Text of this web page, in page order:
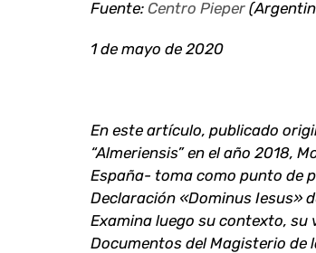
Fuente: Centro Pieper
1 de mayo de 2020
En este artículo, publicado
“Almeriensis” en el año 2018,
España- toma como punto de
Declaración «Dominus Iesus»
Examina luego su contexto,
Documentos del Magisterio de